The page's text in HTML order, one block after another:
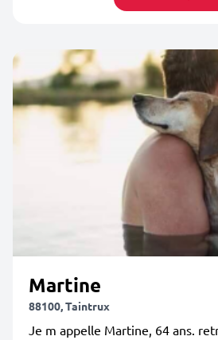
Martine
88100, Taintrux
Je m appelle Martine, 64 ans.